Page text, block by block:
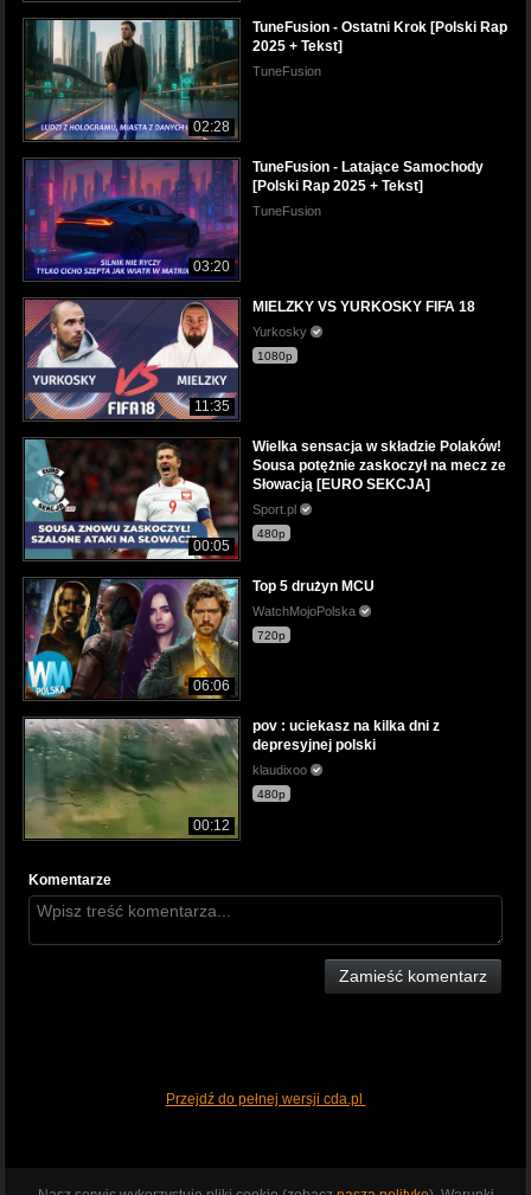
02:28
TuneFusion - Ostatni Krok [Polski Rap
2025 + Tekst]
TuneFusion
03:20
TuneFusion - Latające Samochody
[Polski Rap 2025 + Tekst]
TuneFusion
11:35
MIELZKY VS YURKOSKY FIFA 18
Yurkosky
1080p
00:05
Wielka sensacja w składzie Polaków!
Sousa potężnie zaskoczył na mecz ze
Słowacją [EURO SEKCJA]
Sport.pl
480p
06:06
Top 5 drużyn MCU
WatchMojoPolska
720p
00:12
pov : uciekasz na kilka dni z
depresyjnej polski
klaudixoo
480p
Komentarze
Zamieść komentarz
Przejdź do pełnej wersji cda.pl